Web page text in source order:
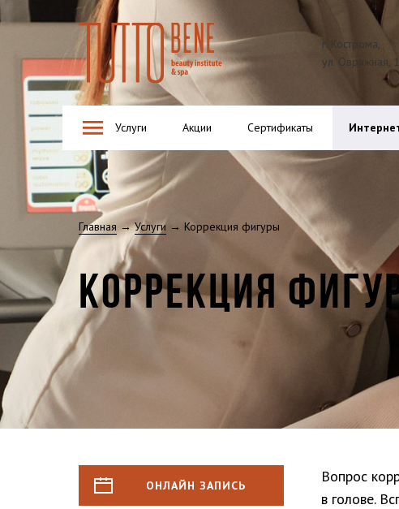
Tutto Bene
г. Кострома,
ул. Овражная,
Услуги Акции Сертификаты
Главная →Услуги → Коррекция фигуры
КОРРЕКЦИЯ
Вопрос
в голове.
ОНЛАЙН ЗАПИСЬ